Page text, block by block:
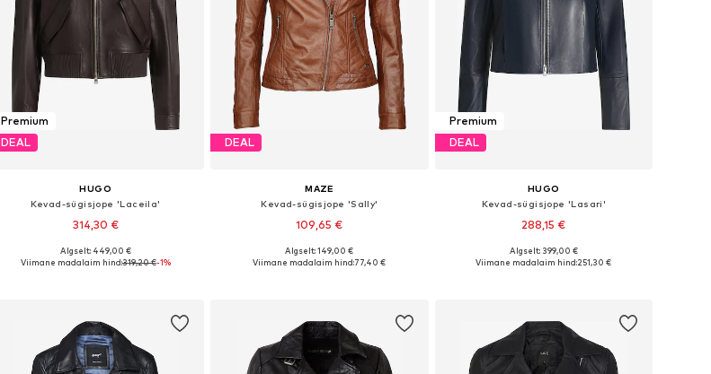
Premium
DEAL
HUGO
Kevad-sügisjope 'Laceila'
314,30 €
Saadaolevad suurused: XS, S, M, L, XL
Algselt: 449,00 €
Viimane madalaim hind:319,20 €-1%
DEAL
MAZE
Kevad-sügisjope 'Sally'
109,65 €
+3
Saadaolevad suurused: XS, S, M, L, XL, XXL
Algselt: 149,00 €
Viimane madalaim hind:77,40 €
Premium
DEAL
HUGO
Kevad-sügisjope 'Lasari'
288,15 €
Saadaolevad suurused: XS, S, M, L, XL
Algselt: 399,00 €
Viimane madalaim hind:251,30 €